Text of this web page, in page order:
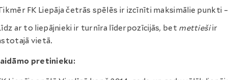
FK Liepāja četrās spēlēs ir izcīnīti maksimālie punkti –
ar to liepājnieki ir turnīra līderpozīcijās, bet mettiešiir
vietā.
pretinieku: